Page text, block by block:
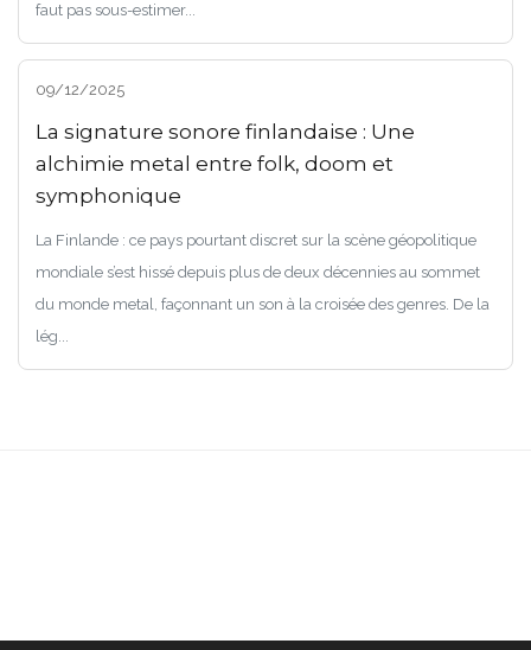
faut pas sous-estimer...
09/12/2025
La signature sonore finlandaise : Une
alchimie metal entre folk, doom et
symphonique
La Finlande : ce pays pourtant discret sur la scène géopolitique
mondiale s’est hissé depuis plus de deux décennies au sommet
du monde metal, façonnant un son à la croisée des genres. De la
lég...